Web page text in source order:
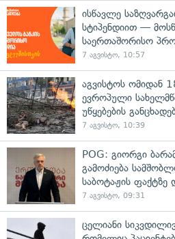
ისწავლე
სტიპენდიით —
საერთაშორისო
7 აგვისტო, 10:57
აგვისტოს ომიდან
ევროპული
უწყებების
7 აგვისტო, 10:39
POG: გიორგი
გამოძიება
საბოტაჟის ფაქტზე
7 აგვისტო, 09:31
ცელიანი